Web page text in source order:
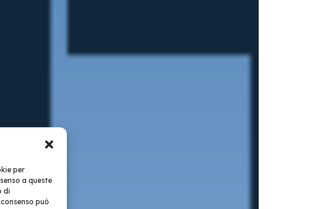
per
a queste
di
può